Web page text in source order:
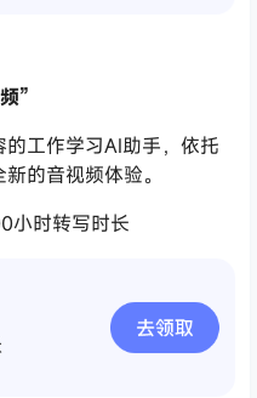
”
的工作学习AI助手，依托
的音视频体验。
小时转写时长